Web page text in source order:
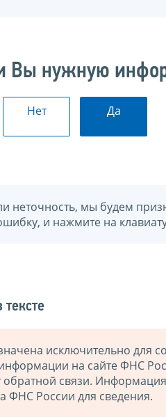
Вы нужную
Нет Да
неточность, мы будем
и нажмите на
исключительно для
на сайте ФНС
обратной связи.
ФНС России для сведения.